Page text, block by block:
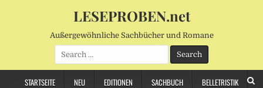
LESEPROBEN.net
Außergewöhnliche Sachbücher und Romane
Search
for:
STARTSEITE NEU EDITIONEN SACHBUCH BELLETRISTIK